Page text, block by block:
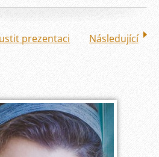
prezentaci Následující